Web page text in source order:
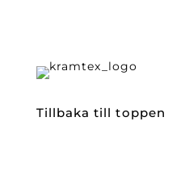
Tillbaka till toppen